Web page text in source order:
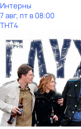
Интерны
7 авг, пт в 08:00
ТНТ4